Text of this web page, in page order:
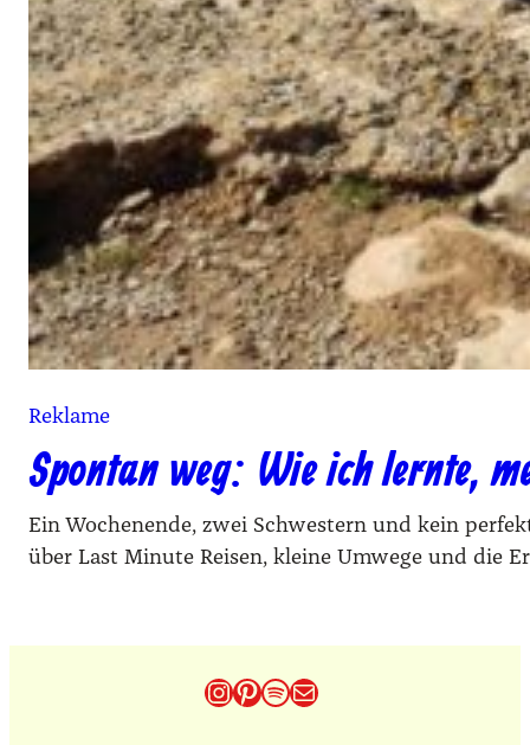
Reklame
Spontan weg: Wie ich lernte,
Ein Wochenende, zwei Schwestern und kein
über Last Minute Reisen, kleine Umwege und die
Instagram
Pinterest
Spotify
E-Mail